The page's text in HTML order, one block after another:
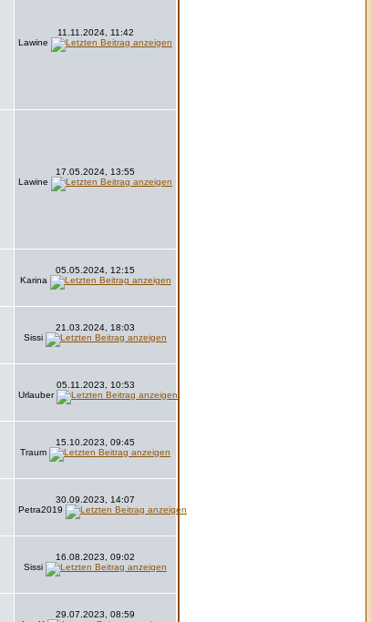
11.11.2024, 11:42
Lawine
17.05.2024, 13:55
Lawine
05.05.2024, 12:15
Karina
21.03.2024, 18:03
Sissi
05.11.2023, 10:53
Urlauber
15.10.2023, 09:45
Traum
30.09.2023, 14:07
Petra2019
16.08.2023, 09:02
Sissi
29.07.2023, 08:59